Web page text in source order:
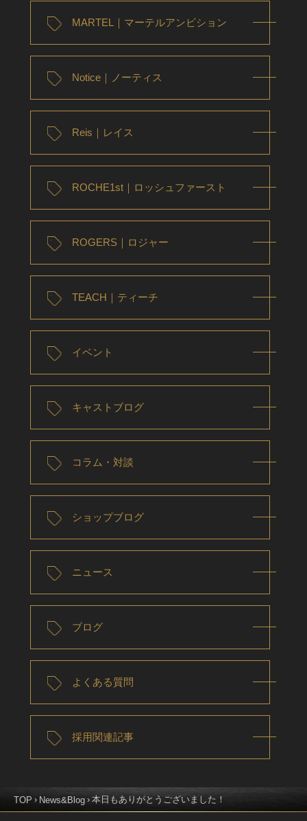
MARTEL｜マーテルアンビション
Notice｜ノーティス
Reis｜レイス
ROCHE1st｜ロッシュファースト
ROGERS｜ロジャー
TEACH｜ティーチ
イベント
キャストブログ
コラム・対談
ショップブログ
ニュース
ブログ
よくある質問
採用関連記事
TOP News&Blog 本日もありがとうございました！